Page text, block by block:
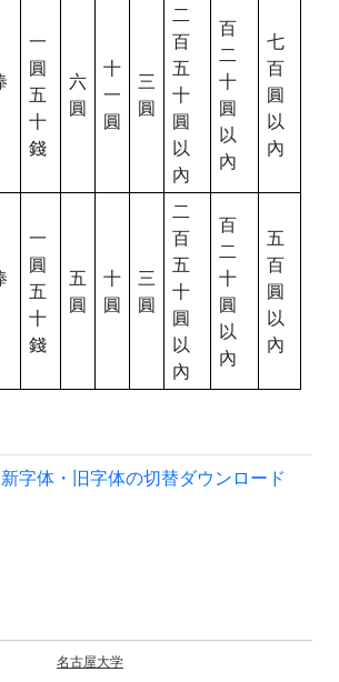
一
圓
五
十
錢
六
圓
十
一
圓
三
圓
二
百
五
十
圓
以
內
百
二
十
圓
以
內
七
百
圓
以
內
一
圓
五
十
錢
五
圓
十
圓
三
圓
二
百
五
十
圓
以
內
百
二
十
圓
以
內
五
百
圓
以
內
新字体・旧字体の切替ダウンロード
名古屋大学